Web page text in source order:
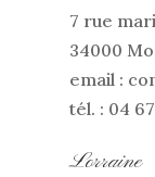
7 rue
34000
email :
tél. : 04
Lorraine